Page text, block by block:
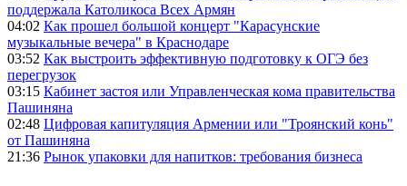
поддержала Католикоса Всех Армян
04:02 Как прошел большой концерт "Карасунские
музыкальные вечера" в Краснодаре
03:52 Как выстроить эффективную подготовку к ОГЭ без
перегрузок
03:15 Кабинет застоя или Управленческая кома правительства
Пашиняна
02:48 Цифровая капитуляция Армении или "Троянский конь"
от Пашиняна
21:36 Рынок упаковки для напитков: требования бизнеса